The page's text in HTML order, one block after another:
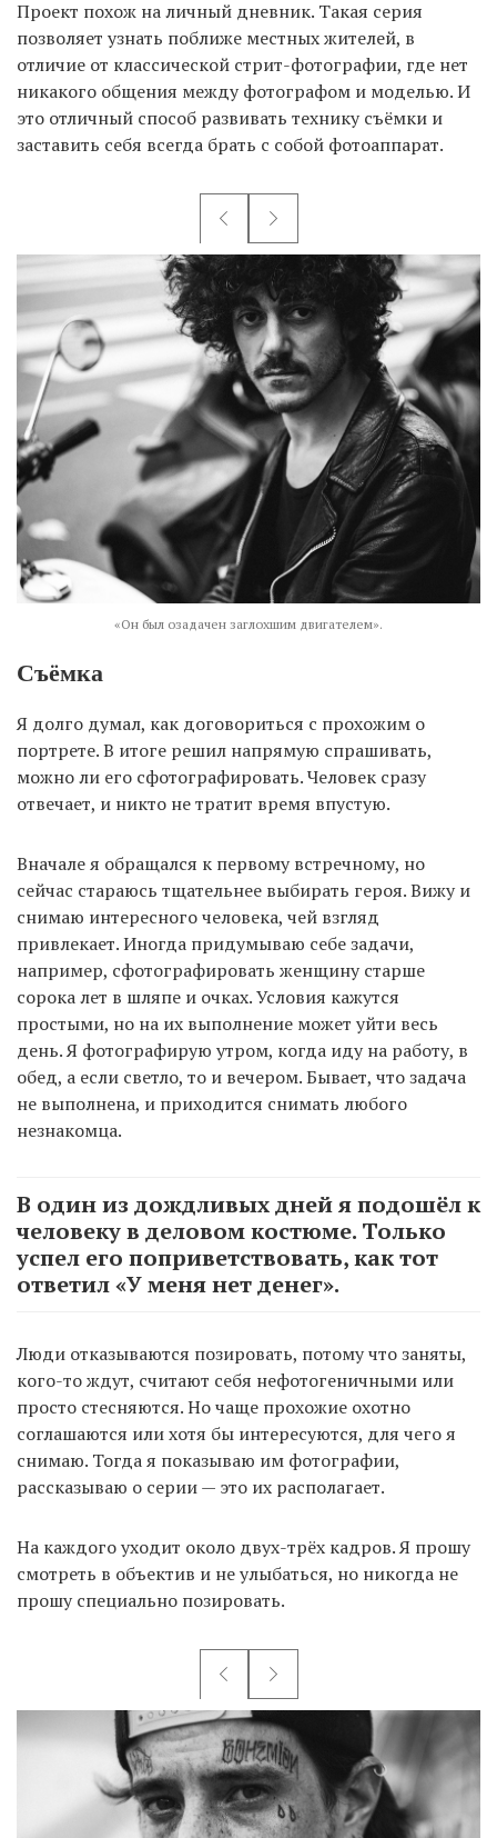
Проект похож на личный дневник. Такая серия
позволяет узнать поближе местных жителей, в
отличие от классической стрит-фотографии, где нет
никакого общения между фотографом и моделью. И
это отличный способ развивать технику съёмки и
заставить себя всегда брать с собой фотоаппарат.
«Он был озадачен заглохшим двигателем».
Съёмка
Я долго думал, как договориться с прохожим о
портрете. В итоге решил напрямую спрашивать,
можно ли его сфотографировать. Человек сразу
отвечает, и никто не тратит время впустую.
Вначале я обращался к первому встречному, но
сейчас стараюсь тщательнее выбирать героя. Вижу и
снимаю интересного человека, чей взгляд
привлекает. Иногда придумываю себе задачи,
например, сфотографировать женщину старше
сорока лет в шляпе и очках. Условия кажутся
простыми, но на их выполнение может уйти весь
день. Я фотографирую утром, когда иду на работу, в
обед, а если светло, то и вечером. Бывает, что задача
не выполнена, и приходится снимать любого
незнакомца.
В один из дождливых дней я подошёл к
человеку в деловом костюме. Только
успел его поприветствовать, как тот
ответил «У меня нет денег».
Люди отказываются позировать, потому что заняты,
кого-то ждут, считают себя нефотогеничными или
просто стесняются. Но чаще прохожие охотно
соглашаются или хотя бы интересуются, для чего я
снимаю. Тогда я показываю им фотографии,
рассказываю о серии — это их располагает.
На каждого уходит около двух-трёх кадров. Я прошу
смотреть в объектив и не улыбаться, но никогда не
прошу специально позировать.